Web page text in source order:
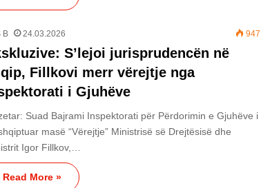
B 24.03.2026 947
S’lejoi jurisprudencën në
Fillkovi merr vërejtje nga
i Gjuhëve
Suad Bajrami Inspektorati për Përdorimin e Gjuhëve i
masë “Vërejtje” Ministrisë së Drejtësisë dhe
Igor Fillkov,…
Read More »